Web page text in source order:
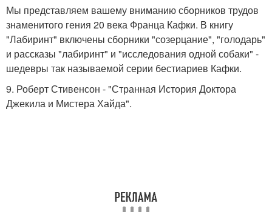
Мы представляем вашему вниманию сборников трудов
знаменитого гения 20 века Франца Кафки. В книгу
"Лабиринт" включены сборники "созерцание", "голодарь"
и рассказы "лабиринт" и "исследования одной собаки" -
шедевры так называемой серии бестиариев Кафки.
9. Роберт Стивенсон - "Странная История Доктора
Джекила и Мистера Хайда".